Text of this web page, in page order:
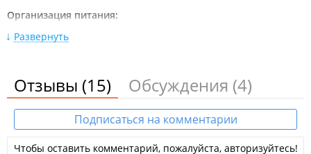
Организация питания:
Питание организуется самостоятельно, есть
На территории:
Благоустроенные уличные туалеты, горячий душ и
умывальники;
Мангальная зоны;
Развернуть
Отзывы (15) Обсуждения (4)
Подписаться на комментарии
Чтобы оставить комментарий, пожалуйста, авторизуйтесь!